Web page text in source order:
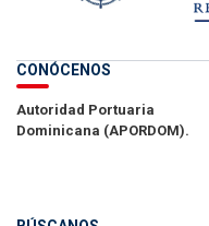
CONÓCENOS
Autoridad Portuaria
Dominicana (APORDOM).